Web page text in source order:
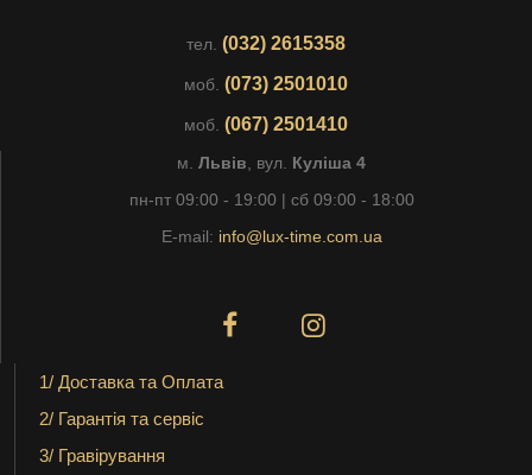
тел. (032) 2615358
моб. (073) 2501010
моб. (067) 2501410
м. Львів , вул. Куліша 4
пн-пт 09:00 - 19:00 | сб 09:00 - 18:00
E-mail: info@lux-time.com.ua
1/ Доставка та Оплата
2/ Гарантія та сервіс
3/ Гравірування